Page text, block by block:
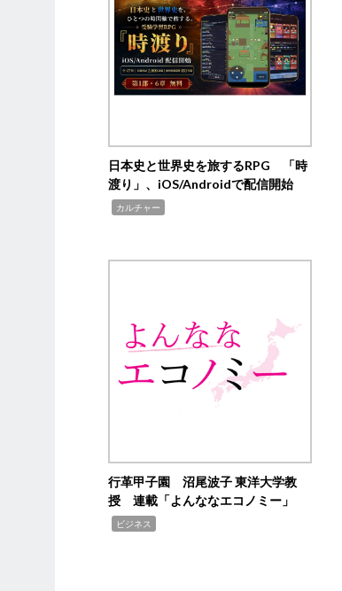
日本史と世界史を旅するRPG 「時
渡り」、iOS/Androidで配信開始
カルチャー
行革甲子園 沼尾波子 東洋大学教
授 連載「よんななエコノミー」
ビジネス